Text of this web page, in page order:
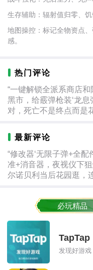
生存辅助：辐射值归零、
地图操控：标记全物资点
感。
热门评论
“一键解锁全派系商店
黑市，给霰弹枪装‘龙
对，死亡不是终点而是
最新评论
“修改器‘无限子弹+全
准+消音器，夜视仪下
尔诺贝利当后花园逛，
必玩精品
TapTap
发现好游戏